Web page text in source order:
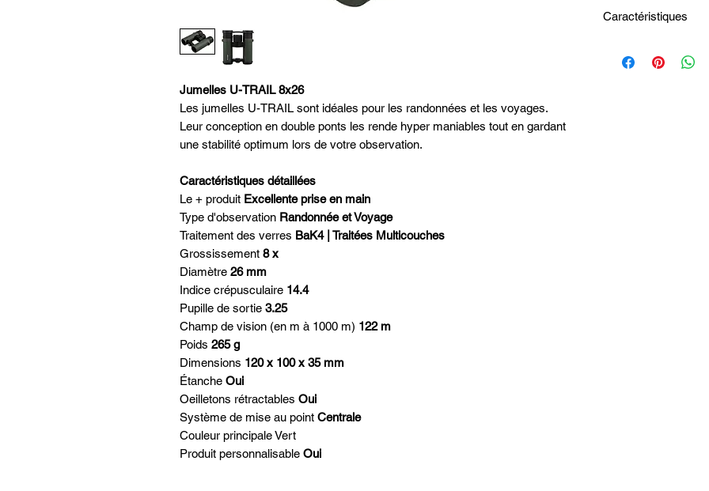
Jumelles U-TRAIL 8x26
Les jumelles U-TRAIL sont idéales pour les randonnées et les voyages.
Leur conception en double ponts les rende hyper maniables tout en gardant
une stabilité optimum lors de votre observation.
Caractéristiques détaillées
Le + produit Excellente prise en main
Type d'observation Randonnée et Voyage
Traitement des verres BaK4 | Traitées Multicouches
Grossissement 8 x
Diamètre 26 mm
Indice crépusculaire 14.4
Pupille de sortie 3.25
Champ de vision (en m à 1000 m) 122 m
Poids 265 g
Dimensions 120 x 100 x 35 mm
Étanche Oui
Oeilletons rétractables Oui
Système de mise au point Centrale
Couleur principaleVert
Produit personnalisable Oui
Caractéristiques
Maniables